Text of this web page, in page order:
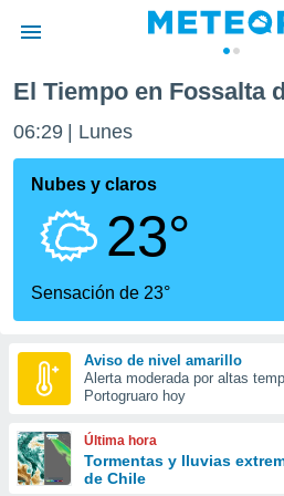
de
por
que se
calidad.
a este
las
y
forma
digital
basada
El Tiempo en Fossalta
06:29 Lunes
Nubes y claros
23°
Sensación de 23°
Aviso de nivel amarillo
Alerta moderada por altas
Portogruaro hoy
Última hora
Tormentas y lluvias
de Chile